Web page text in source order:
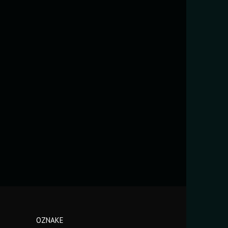
OZNAKE